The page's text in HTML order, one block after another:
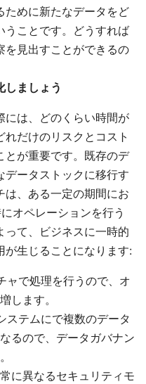
ために新たなデータをど
うことです。どうすれば
を見出すことができるの
しましょう
には、どのくらい時間が
だけのリスクとコスト
とが重要です。既存のデ
データストックに移行す
は、ある一定の期間にお
オペレーションを行う
って、ビジネスに一時的
が生じることになります:
ャで処理を行うので、オ
します。
ステムにで複数のデータ
るので、データガバナン
に異なるセキュリティモ